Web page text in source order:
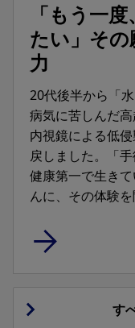
「もう一
たい」そ
力
20代後半から「
病気に苦しんだ
内視鏡による低
戻しました。「
健康第一で生き
んに、その体験を
す